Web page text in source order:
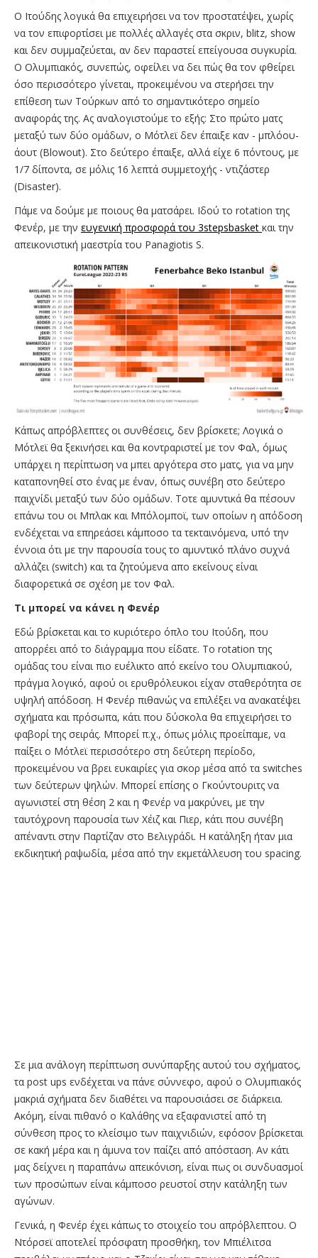
Ο Ιτούδης λογικά θα επιχειρήσει να τον προστατέψει, χωρίς
να τον επιφορτίσει με πολλές αλλαγές στα σκριν, blitz, show
και δεν συμμαζεύεται, αν δεν παραστεί επείγουσα συγκυρία.
Ο Ολυμπιακός, συνεπώς, οφείλει να δει πώς θα τον φθείρει
όσο περισσότερο γίνεται, προκειμένου να στερήσει την
επίθεση των Τούρκων από το σημαντικότερο σημείο
αναφοράς της. Ας αναλογιστούμε το εξής: Στο πρώτο ματς
μεταξύ των δύο ομάδων, ο Μότλεϊ δεν έπαιξε καν - μπλόου-
άουτ (Blowout). Στο δεύτερο έπαιξε, αλλά είχε 6 πόντους, με
1/7 δίποντα, σε μόλις 16 λεπτά συμμετοχής - ντιζάστερ
(Disaster).
Πάμε να δούμε με ποιους θα ματσάρει. Ιδού το rotation της
Φενέρ, με την ευγενική προσφορά του 3stepsbasket και την
απεικονιστική μαεστρία του Panagiotis S.
Kάπως απρόβλεπτες οι συνθέσεις, δεν βρίσκετε; Λογικά ο
Μότλεϊ θα ξεκινήσει και θα κοντραριστεί με τον Φαλ, όμως
υπάρχει η περίπτωση να μπει αργότερα στο ματς, για να μην
καταπονηθεί στο ένας με έναν, όπως συνέβη στο δεύτερο
παιχνίδι μεταξύ των δύο ομάδων. Τοτε αμυντικά θα πέσουν
επάνω του οι Μπλακ και Μπόλομποϊ, των οποίων η απόδοση
ενδέχεται να επηρεάσει κάμποσο τα τεκταινόμενα, υπό την
έννοια ότι με την παρουσία τους το αμυντικό πλάνο συχνά
αλλάζει (switch) και τα ζητούμενα απο εκείνους είναι
διαφορετικά σε σχέση με τον Φαλ.
Τι μπορεί να κάνει η Φενέρ
Εδώ βρίσκεται και το κυριότερο όπλο του Ιτούδη, που
απορρέει από το διάγραμμα που είδατε. Το rotation της
ομάδας του είναι πιο ευέλικτο από εκείνο του Ολυμπιακού,
πράγμα λογικό, αφού οι ερυθρόλευκοι είχαν σταθερότητα σε
υψηλή απόδοση. Η Φενέρ πιθανώς να επιλέξει να ανακατέψει
σχήματα και πρόσωπα, κάτι που δύσκολα θα επιχειρήσει το
φαβορί της σειράς. Μπορεί π.χ., όπως μόλις προείπαμε, να
παίξει ο Μότλεϊ περισσότερο στη δεύτερη περίοδο,
προκειμένου να βρει ευκαιρίες για σκορ μέσα από τα switches
των δεύτερων ψηλών. Μπορεί επίσης ο Γκούντουριτς να
αγωνιστεί στη θέση 2 και η Φενέρ να μακρύνει, με την
ταυτόχρονη παρουσία των Χέιζ και Πιερ, κάτι που συνέβη
απέναντι στην Παρτίζαν στο Βελιγράδι. Η κατάληξη ήταν μια
εκδικητική ραψωδία, μέσα από την εκμετάλλευση του spacing.
Σε μια ανάλογη περίπτωση συνύπαρξης αυτού του σχήματος,
τα post ups ενδέχεται να πάνε σύννεφο, αφού ο Ολυμπιακός
μακριά σχήματα δεν διαθέτει να παρουσιάσει σε διάρκεια.
Ακόμη, είναι πιθανό ο Καλάθης να εξαφανιστεί από τη
σύνθεση προς το κλείσιμο των παιχνιδιών, εφόσον βρίσκεται
σε κακή μέρα και η άμυνα τον παίζει από απόσταση. Αν κάτι
μας δείχνει η παραπάνω απεικόνιση, είναι πως οι συνδυασμοί
των προσώπων είναι κάμποσο ρευστοί στην κατάληξη των
αγώνων.
Γενικά, η Φενέρ έχει κάπως το στοιχείο του απρόβλεπτου. Ο
Ντόρσεϊ αποτελεί πρόσφατη προσθήκη, τον Μπιέλιτσα